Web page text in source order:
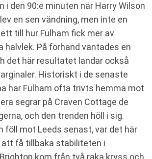
i den 90:e minuten när Harry Wilson
en sen vändning, men inte en
till hur Fulham fick mer av
halvlek. På förhand väntades en
det här resultatet landar också
Historiskt i de senaste
har Fulham ofta trivts hemma mot
segrar på Craven Cottage de
och den trenden höll i sig.
föll mot Leeds senast, var det här
få tillbaka stabiliteten i
kom från två raka kryss och